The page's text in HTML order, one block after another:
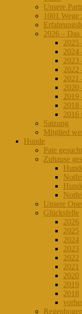
Unsere
1001 Wege
2026 – Das
2025
2024
2023
2022
2021
2020
2019
2018
2016
Satzung
Mitglied
Hunde
Pate
Zuhause
Unsere
Glücksfelle
2026
2025
2024
2023
2022
2021
2020
2019
2018